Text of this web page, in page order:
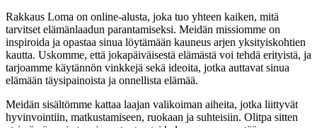
Rakkaus Loma on online-alusta, joka tuo yhteen kaiken, mitä
tarvitset elämänlaadun parantamiseksi. Meidän missiomme on
inspiroida ja opastaa sinua löytämään kauneus arjen yksityiskohtien
kautta. Uskomme, että jokapäiväisestä elämästä voi tehdä erityistä, ja
tarjoamme käytännön vinkkejä sekä ideoita, jotka auttavat sinua
elämään täysipainoista ja onnellista elämää.
Meidän sisältömme kattaa laajan valikoiman aiheita, jotka liittyvät
hyvinvointiin, matkustamiseen, ruokaan ja suhteisiin. Olitpa sitten